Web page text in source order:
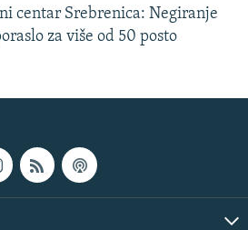
centar Srebrenica: Negiranje
za više od 50 posto